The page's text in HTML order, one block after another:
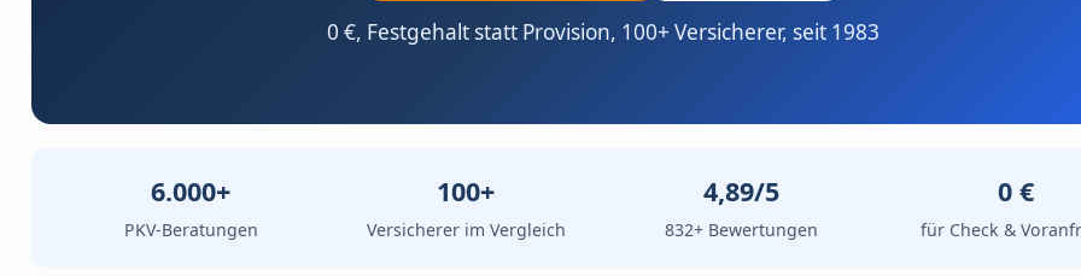
0 €, Festgehalt statt Provision, 100+ Versicherer, seit 1983
6.000+
PKV-Beratungen
100+
Versicherer im Vergleich
4,89/5
832+ Bewertungen
0 €
für Check &